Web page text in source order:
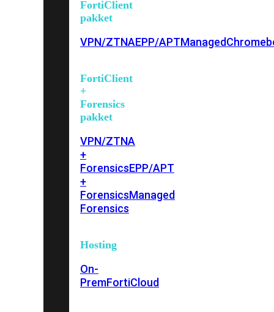
FortiClient
pakket
VPN/ZTNAEPP/APTManaged
FortiClient
+
Forensics
pakket
VPN/ZTNA
+
ForensicsEPP/APT
+
ForensicsManaged
Forensics
Hosting
On-
PremFortiCloud